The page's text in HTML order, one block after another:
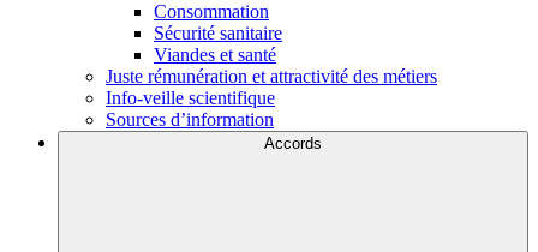
Consommation
Sécurité sanitaire
Viandes et santé
Juste rémunération et attractivité des métiers
Info-veille scientifique
Sources d’information
Accords